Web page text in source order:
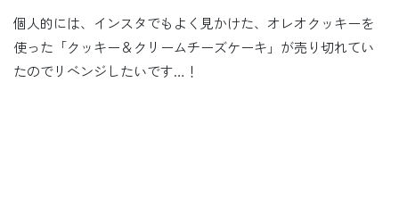
個人的には、インスタでもよく見かけた、オレオクッキーを
使った「クッキー＆クリームチーズケーキ」が売り切れてい
たのでリベンジしたいです…！